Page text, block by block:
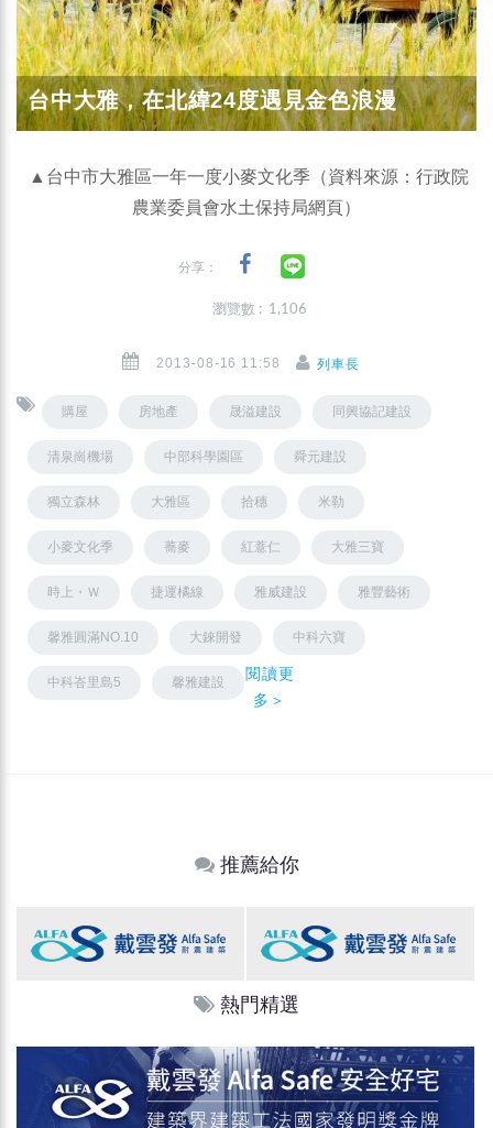
台中大雅，在北緯24度遇見金色浪漫
▲台中市大雅區一年一度小麥文化季（資料來源：行政院
農業委員會水土保持局網頁）
分享：
瀏覽數 : 1,106
2013-08-16 11:58 列車長
購屋 房地產 晟溢建設 同興協記建設
清泉崗機場 中部科學園區 舜元建設
獨立森林 大雅區 拾穗 米勒
小麥文化季 蕎麥 紅薏仁 大雅三寶
時上・Ｗ 捷運橘線 雅威建設 雅豐藝術
馨雅圓滿NO.10 大錸開發 中科六寶
中科峇里島5 馨雅建設
閱讀更
多＞
推薦給你
熱門精選